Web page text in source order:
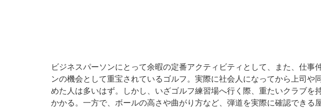
ビジネスパーソンにとって余暇の定番アクティビティとして、また、仕事
ンの機会として重宝されているゴルフ。実際に社会人になってから上司や
めた人は多いはず。しかし、いざゴルフ練習場へ行く際、重たいクラブを
かかる。一方で、ボールの高さや曲がり方など、弾道を実際に確認できる